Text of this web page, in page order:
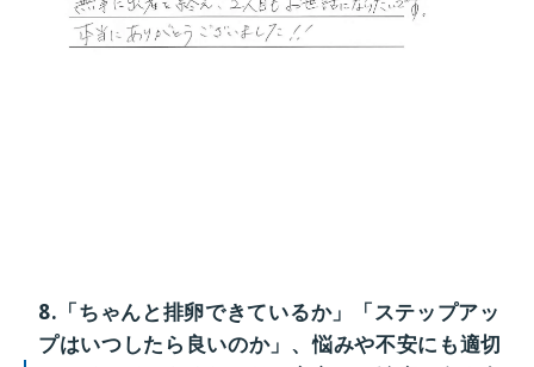
8.「ちゃんと排卵できているか」「ステップアッ
プはいつしたら良いのか」、悩みや不安にも適切